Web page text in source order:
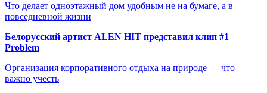
Что делает одноэтажный дом удобным не на бумаге, а в
повседневной жизни
Белорусский артист ALEN HIT представил клип #1
Problem
Организация корпоративного отдыха на природе — что
важно учесть